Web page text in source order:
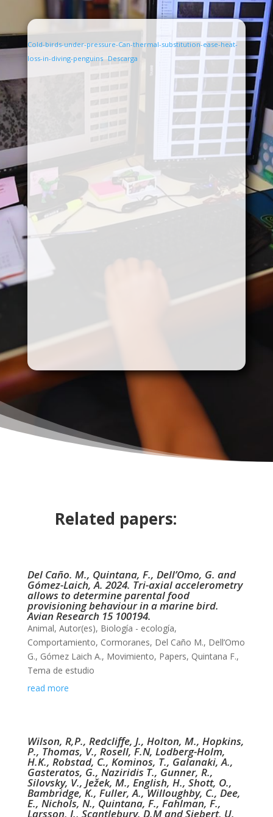
Cold-birds-under-pressure-Can-thermal-substitution-ease-heat-
loss-in-diving-penguins
Descarga
Related papers:
Del Caño. M., Quintana, F., Dell’Omo, G. and
Gómez-Laich, A. 2024. Tri-axial accelerometry
allows to determine parental food
provisioning behaviour in a marine bird.
Avian Research 15 100194.
Animal, Autor(es), Biología - ecología,
Comportamiento, Cormoranes, Del Caño M., Dell’Omo
G., Gómez Laich A., Movimiento, Papers, Quintana F.,
Tema de estudio
read more
Wilson, R,P., Redcliffe, J., Holton, M., Hopkins,
P., Thomas, V., Rosell, F.N, Lodberg-Holm,
H.K., Robstad, C., Kominos, T., Galanaki, A.,
Gasteratos, G., Naziridis T., Gunner, R.,
Silovsky, V., Ježek, M., English, H., Shott, O.,
Bambridge, K., Fuller, A., Willoughby, C., Dee,
E., Nichols, N., Quintana, F., Fahlman, F.,
Larsson, J., Scantlebury. D.M and Siebert, U.